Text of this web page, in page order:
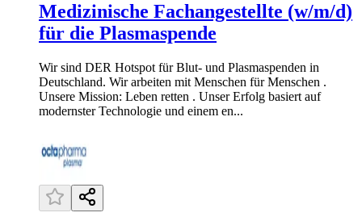
Medizinische Fachangestellte (w/m/d)
für die Plasmaspende
Wir sind DER Hotspot für Blut- und Plasmaspenden in
Deutschland. Wir arbeiten mit Menschen für Menschen .
Unsere Mission: Leben retten . Unser Erfolg basiert auf
modernster Technologie und einem en...